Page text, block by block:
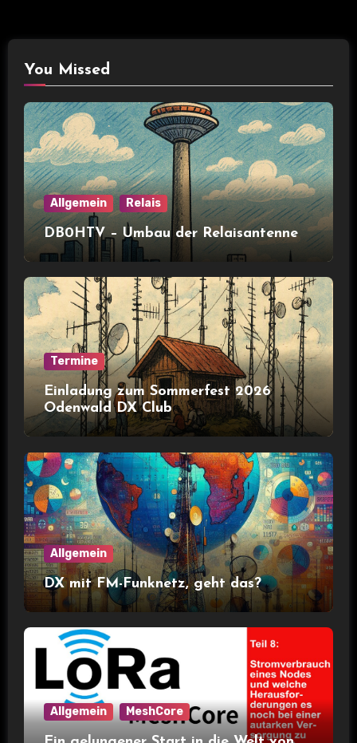
You Missed
Allgemein Relais
DB0HTV – Umbau der Relaisantenne
Termine
Einladung zum Sommerfest 2026
Odenwald DX Club
Allgemein
DX mit FM-Funknetz, geht das?
Allgemein MeshCore